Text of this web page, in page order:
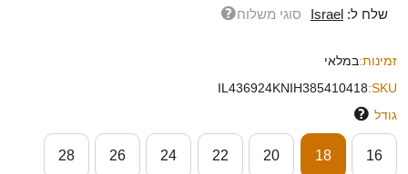
שלח ל: Israel סוגי משלוח
זמינות:במלאי
SKU:
IL436924KNIH385410418
גודל
16
18
20
22
24
26
28